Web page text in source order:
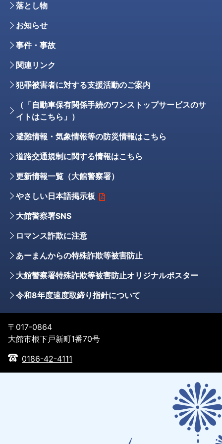
落とし物
お知らせ
事件・事故
関連リンク
犯罪被害者に対する支援活動のご案内
（「自動車保有関係手続のワンストップサービスのサ
イトはこちら」）
避難情報・気象情報等の防災情報はこちら
道路交通規制に関する情報はこちら
更新情報一覧（大館警察署）
やさしい日本語掲示板
大館警察署SNS
ロマンス詐欺に注意
あーまんからの特殊詐欺等被害防止
大館警察署特殊詐欺等被害防止オリジナルポスター
令和8年度速度取締り指針について
〒017-0864
大館市根下戸新町1番70号
0186-42-4111